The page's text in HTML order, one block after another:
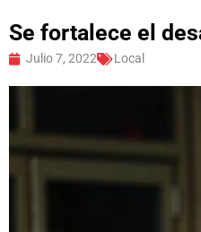
Se fortalece el
Julio 7, 2022 Local